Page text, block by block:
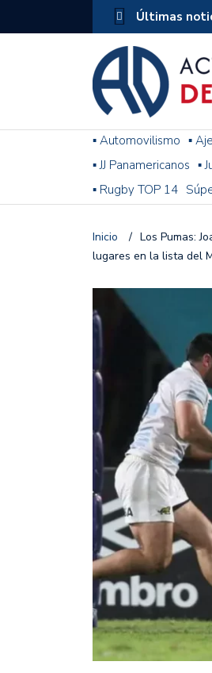
Últimas
▪ Automovilismo ▪
▪ JJ Panamericanos ▪
▪ Rugby TOP 14
Inicio / Los Pumas:
lugares en la lista del